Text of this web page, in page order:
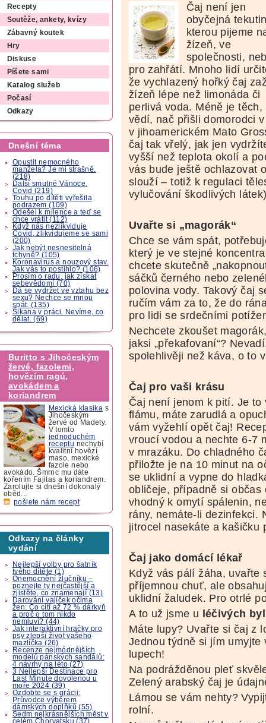
Recepty
Soutěže, ankety, kvízy
Zábavný koutek
Hry
Diskuse
Píšete sami
Katalog služeb
Počasí
Odkazy
Dnešní téma
Opustit nemocného
manžela? Je mi strašně.
(218)
Další smutné Vánoce.
Covid (219)
Touhu po dítěti vyřešila
podrazem (109)
Odešel k milence a teď se
chce vrátit (112)
Když nás nezlikviduje
Covid, zlikvidujeme se sami
(200)
Jak nebýt nesnesitelná
tchyně? (105)
Koronavirus a nouzový stav.
Jak vás to postihlo? (106)
Prosím o radu, jak získat
sebevědomí (70)
Dá se vydržet ve vztahu bez
sexu? Nechce se mnou
spát. (135)
Šikana v práci. Nevíme, co
dělat. (69)
Buritto s Jihočeským
žervé, fazolemi,
hovězím ragú,
avokádem a
koriandrem
Mexická klasika s
Jihočeským
žervé od Madety.
V tomto
jednoduchém
receptu nechybí
kvalitní hovězí
maso, mexické
fazole nebo
avokádo. Šmrnc mu dáte
kořením Fajitas a koriandrem.
Zarolujte si dnešní dokonalý
oběd...
pošlete nám recept
Odkazy na články
vydání
Nejlepší volby pro šatník
tvého dítěte (1)
Onemocnění žlučníku –
poznejte ty nejčastější a
zjistěte, co znamenají (13)
Darování vajíček očima
žen: Co cítí až 72 % dárkyň
a proč o tom nikdo
nemluví? (44)
Jak interaktivní hračky pro
psy zlepší život vašeho
mazlíčka (26)
Recenze nejmódnějších
modelů pánských sandálů:
4 návrhy na léto (27)
3 Nejlepší Destinace pro
Last Minute dovolenou u
moře 2024 (39)
Ozdobte se s grácii:
Průvodce výběrem
dámských doplňků (55)
Sedm nejkrásnějších měst v
celém Chorvatsku (37)
Čaj není jen
obyčejná
kterou pijeme
žízeň, ve
společnosti,
pro zahřátí. Mnoho lidí
že vychlazený hořký čaj
žízeň lépe než limonáda či
perlivá voda. Méně je těch,
vědí, nač přišli domorodci
v jihoamerickém Mato
čaj tak vřelý, jak jen
vyšší než teplota okolí a
vás bude ještě ochlazovat
slouží – totiž k regulaci
vylučování škodlivých
Uvařte si „magorák“
Chce se vám spát,
který je ve stejné
chcete skutečně
sáčků černého nebo
polovina vody. Takový čaj
ručím vám za to, že do
pro lidi se srdečními
Nechcete zkoušet
jaksi „překafovaní“?
spolehlivěji než káva, o to
Čaj pro vaši krásu
Čaj není jenom k pití. Je
flámu, máte zarudlá a
vám vyžehlí opět čaj!
vroucí vodou a nechte 6-7
v mrazáku. Do chladného
přiložte je na 10 minut na
se uklidní a vypne do
obličeje, případně si
vhodný k omytí spálenin,
rány, nemáte-li dezinfekci.
jitrocel nasekáte a
Čaj jako domácí lékař
Když vás pálí žáha, uvařte
příjemnou chuť, ale
uklidní žaludek. Pro otrlé
A to už jsme u léčivých
Máte lupy? Uvařte si čaj z
Jednou týdně si jím
lupech!
Na podrážděnou pleť
Zelený arabský čaj je
Lámou se vám nehty?
rolní.